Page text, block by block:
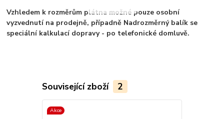
Vzhledem k rozměrům plátna možné pouze osobní
vyzvednutí na prodejně, případně Nadrozměrný balík se
speciální kalkulací dopravy - po telefonické domluvě.
Související zboží 2
Akce